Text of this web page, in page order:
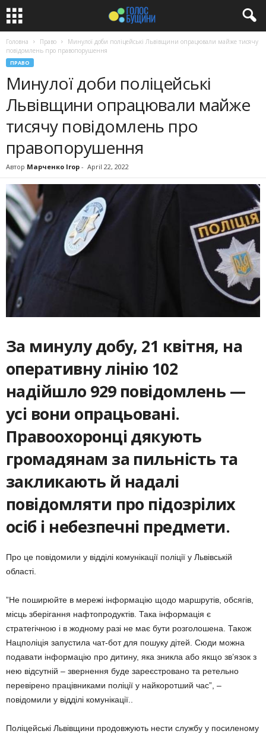
Головна Право
Минулої доби поліцейські Львівщини опрацювали майже тисячу
повідомлень про правопорушення
ПРАВО
Минулої доби поліцейські
Львівщини опрацювали майже
тисячу повідомлень про
правопорушення
Автор Марченко Ігор - April 22, 2022
За минулу добу, 21 квітня, на
оперативну лінію 102
надійшло 929 повідомлень —
усі вони опрацьовані.
Правоохоронці дякують
громадянам за пильність та
закликають й надалі
повідомляти про підозрілих
осіб і небезпечні предмети.
Про це повідомили у відділі комунікації поліції у Львівській
області.
”Не поширюйте в мережі інформацію щодо маршрутів, обсягів,
місць зберігання нафтопродуктів. Така інформація є
стратегічною і в жодному разі не має бути розголошена. Також
Нацполіція запустила чат-бот для пошуку дітей. Сюди можна
подавати інформацію про дитину, яка зникла або якщо зв’язок з
нею відсутній – звернення буде зареєстровано та ретельно
перевірено працівниками поліції у найкоротший час”, –
повідомили у відділі комунікації..
Поліцейські Львівщини продовжують нести службу у посиленому